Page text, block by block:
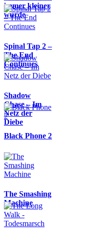
immer kleiner
wurde
Spinal Tap 2 –
The End
Continues
Shadow
Chase – Im
Netz der
Diebe
Black Phone 2
The Smashing
Machine